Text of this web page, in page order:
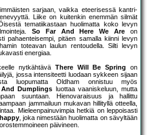
sarjaan, vaikka eteerisessä kantri-
Liike on kuitenkin enemmän silmät
tematiikastaan huolimatta koko levyn
So Far And Here We Are on
pahaenteisempi, pitäen samalla kiinni levyn
toteavan laulun rentoudella. Silti levyn
energiaa.
nytkähtävä There Will Be Spring
on
jossa intensiteetti luodaan sykkeen sijaan
luopumatta Oldham onnistuu myös
Dumplings luottaa vaaniskeluun, mutta
suuntaan. Hienovaraisuus ja hallittu
jammailuun mukavan hillityllä otteella,
Mieleenpainuvimpia hetkiä on leppoisasti
, joka nimestään huolimatta on sävyltään
päivineen.